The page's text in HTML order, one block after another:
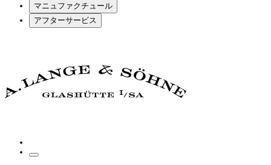
マニュファクチュール
アフターサービス